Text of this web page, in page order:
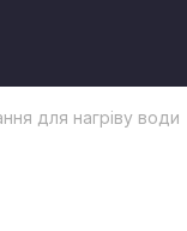
для нагріву води